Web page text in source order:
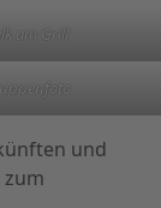
am Grill
und